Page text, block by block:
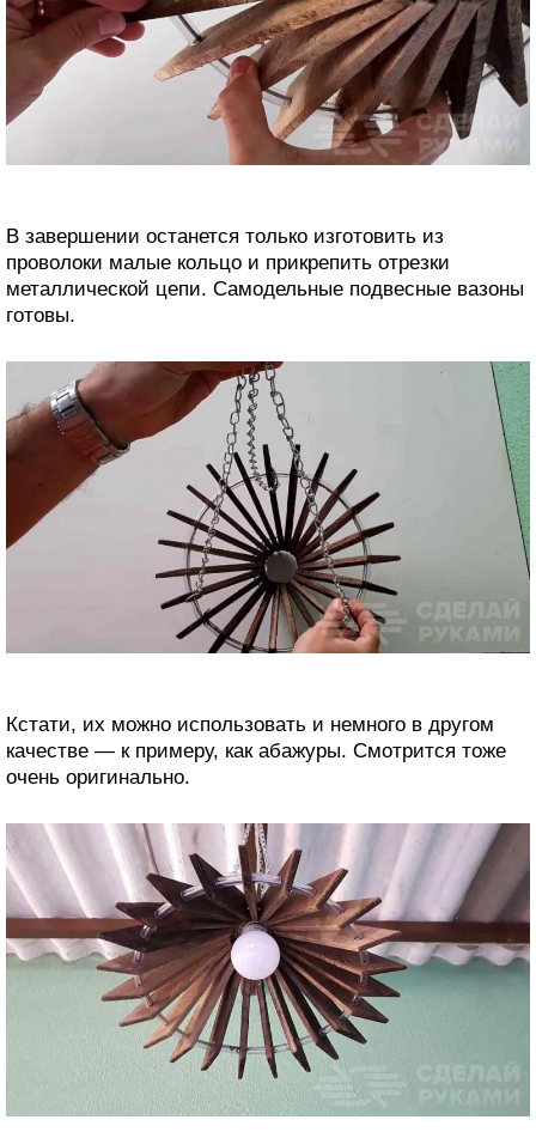
В завершении останется только изготовить из
проволоки малые кольцо и прикрепить отрезки
металлической цепи. Самодельные подвесные вазоны
готовы.
Кстати, их можно использовать и немного в другом
качестве — к примеру, как абажуры. Смотрится тоже
очень оригинально.